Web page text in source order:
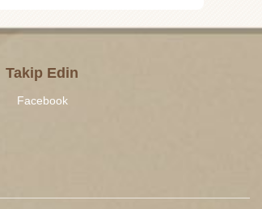
Takip Edin
Facebook